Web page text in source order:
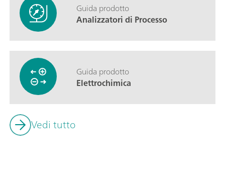
Guida prodotto
Analizzatori di Processo
Guida prodotto
Elettrochimica
Vedi tutto